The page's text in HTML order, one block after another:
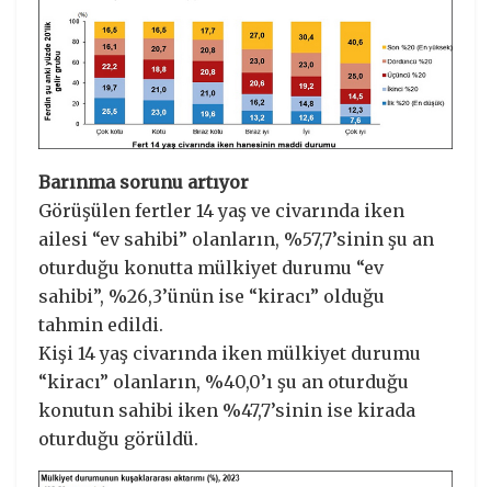
Barınma sorunu artıyor
Görüşülen fertler 14 yaş ve civarında iken
ailesi “ev sahibi” olanların, %57,7’sinin şu an
oturduğu konutta mülkiyet durumu “ev
sahibi”, %26,3’ünün ise “kiracı” olduğu
tahmin edildi.
Kişi 14 yaş civarında iken mülkiyet durumu
“kiracı” olanların, %40,0’ı şu an oturduğu
konutun sahibi iken %47,7’sinin ise kirada
oturduğu görüldü.